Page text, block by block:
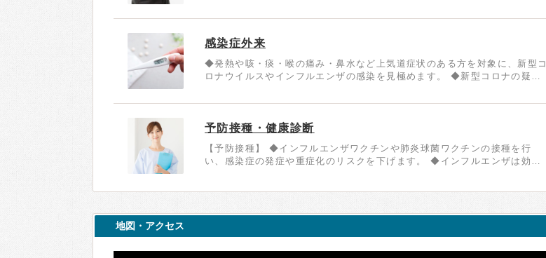
感染症外来
◆発熱や咳・痰・喉の痛み・鼻水など上気道症状のある方を対象に、新型コ
ロナウイルスやインフルエンザの感染を見極めます。 ◆新型コロナの疑…
予防接種・健康診断
【予防接種】 ◆インフルエンザワクチンや肺炎球菌ワクチンの接種を行
い、感染症の発症や重症化のリスクを下げます。 ◆インフルエンザは効…
地図・アクセス